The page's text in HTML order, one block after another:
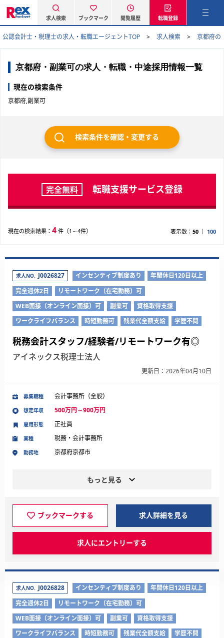
求人検索 ブックマーク 閲覧履歴 転職登録
公認会計士・税理士の求人・転職エージェントTOP 求人検索 京都府の
京都府・副業可の求人・転職・中途採用情報一覧
現在の検索条件
京都府,副業可
検索条件を確認・変更する
完全無料 転職支援サービス登録
現在の検索結果： 4 件（1～4件） 表示数： 50 100
求人NO. J0026827 インセンティブ制度あり
年間休日120日以上
完全週休2日
リモートワーク（在宅勤務）可
WEB面接（オンライン面接）可
副業可
資格取得支援
ワークライフバランス
時短勤務可 残業代全額支給 学歴不問
税務会計スタッフ/経験者/リモートワーク有◎
アイネックス税理士法人
更新日：2026年04月10日
募集職種 会計事務所（全般）
想定年収 500万円～900万円
業種 税務・会計事務所
勤務地 京都府京都市
雇用形態 正社員
もっと見る
ブックマークする 求人詳細を見る
求人にエントリーする
求人NO. J0026828 インセンティブ制度あり
年間休日120日以上
完全週休2日
リモートワーク（在宅勤務）可
WEB面接（オンライン面接）可
副業可
資格取得支援
ワークライフバランス
時短勤務可 残業代全額支給 学歴不問